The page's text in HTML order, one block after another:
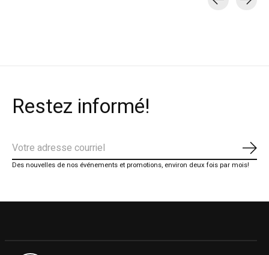
Restez informé!
Des nouvelles de nos événements et promotions, environ deux fois par mois!